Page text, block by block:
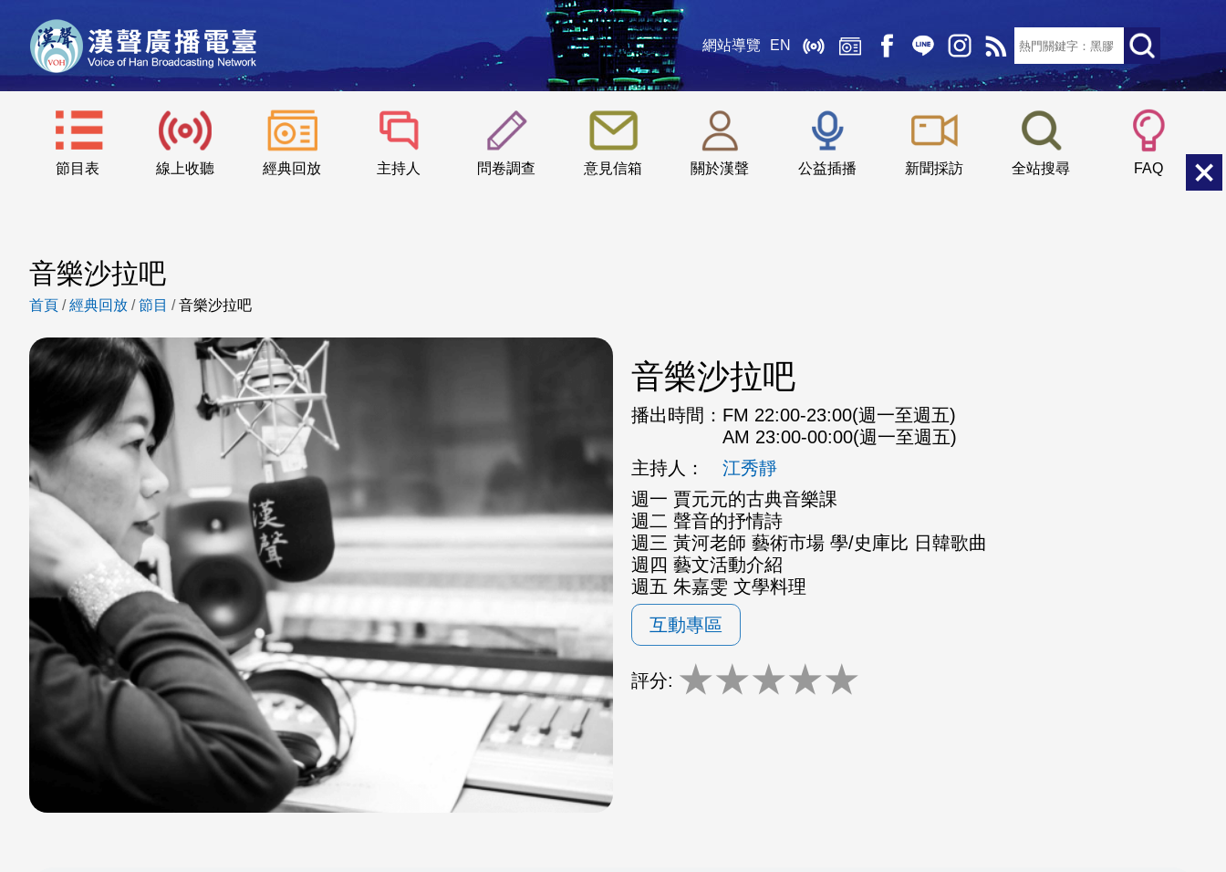
網站導覽 EN
節目表 線上收聽 經典回放 主持人 問卷調查 意見信箱 關於漢聲 公益插播 新聞採訪 全站搜尋 FAQ
::: 小 中
音樂沙拉吧
首頁 /經典回放 /節目 /音樂沙拉吧
音樂沙拉吧
播出時間： FM 22:00-23:00(週一至週五)
AM 23:00-00:00(週一至週五)
主持人：
江秀靜
週一 賈元元的古典音樂課
週二 聲音的抒情詩
週三 黃河老師 藝術市場 學/史庫比 日韓歌曲
週四 藝文活動介紹
週五 朱嘉雯 文學料理
互動專區
評分: ★★★★★